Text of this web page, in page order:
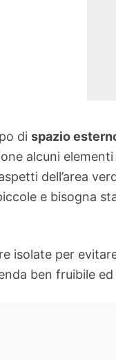
di spazio
alcuni elementi
dell’area
e bisogna
isolate per
ben fruibile